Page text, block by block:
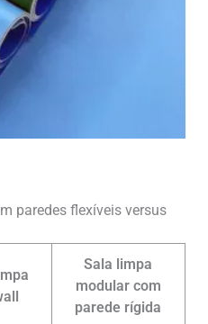
paredes flexíveis versus
Sala limpa
modular com
parede rígida